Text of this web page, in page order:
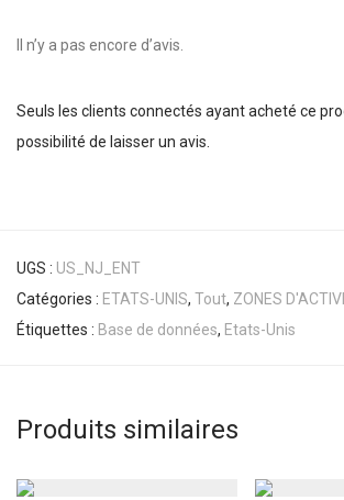
Il n’y a pas encore d’avis.
Seuls les clients connectés ayant acheté ce
possibilité de laisser un avis.
UGS : US_NJ_ENT
Catégories : ETATS-UNIS, Tout, ZONES
Étiquettes : Base de données, Etats-Unis
Produits similaires